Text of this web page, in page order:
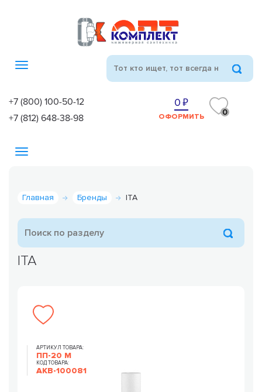
Toggle
+7 (800) 100-50-12
+7 (812) 648-38-98
0
ОФОРМИТЬ 0
Toggle
Главная Бренды ITA
ITA
АРТИКУЛ ТОВАРА:
ПП-20 М
КОД ТОВАРА:
AKB-100081